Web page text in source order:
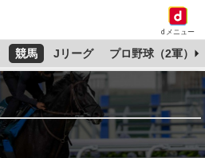
dメニュー
競馬 Jリーグ プロ野球（2軍）